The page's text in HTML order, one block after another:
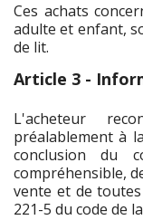
Ces achats
adulte et enfant,
de lit.
Article 3 -
L'acheteur
préalablement à
conclusion du
compréhensible,
vente et de
221-5 du code de